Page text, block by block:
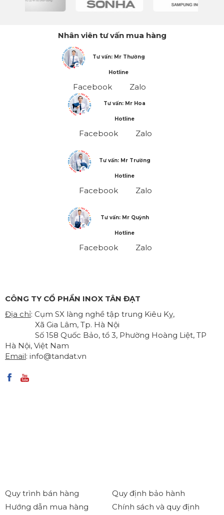
Nhân viên tư vấn mua hàng
Tư vấn: Mr Thường
Hotline
Facebook Zalo
Tư vấn: Mr Hoa
Hotline
Facebook Zalo
Tư vấn: Mr Trường
Hotline
Facebook Zalo
Tư vấn: Mr Quỳnh
Hotline
Facebook Zalo
CÔNG TY CỔ PHẦN INOX TÂN ĐẠT
Địa chỉ: Cụm SX làng nghề tập trung Kiêu Kỵ,
Xã Gia Lâm, Tp. Hà Nội
Số 158 Quốc Bảo, tổ 3, Phường Hoàng Liệt, TP
Hà Nội, Việt Nam
Email: info@tandat.vn
Quy trình bán hàng
Hướng dẫn mua hàng
Quy định bảo hành
Chính sách và quy định